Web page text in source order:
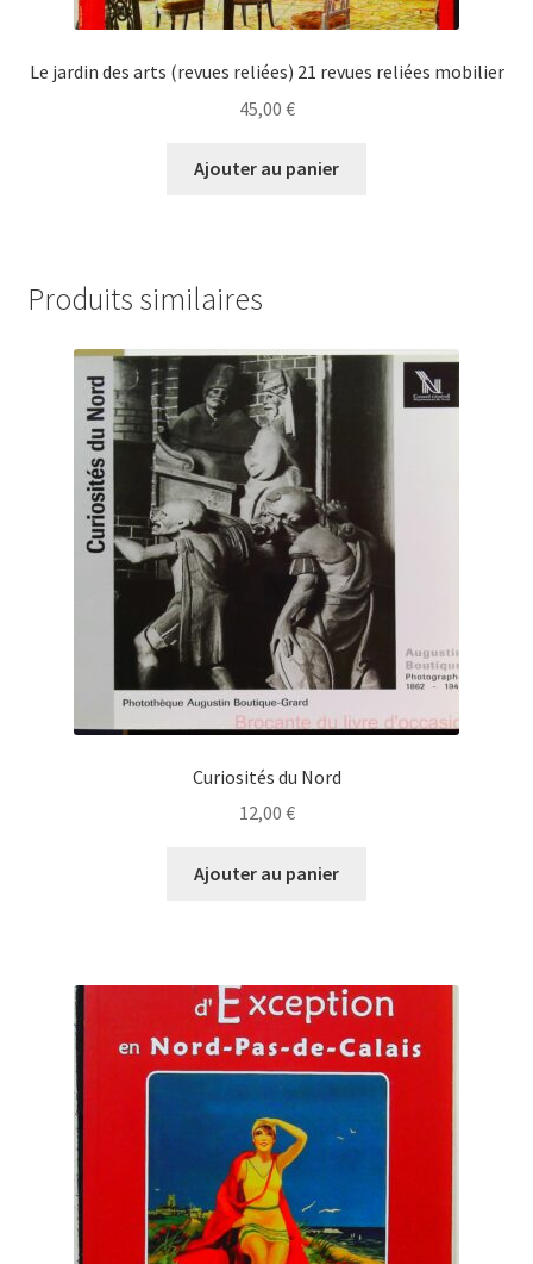
Le jardin des arts (revues reliées) 21 revues reliées mobilier
45,00 €
Ajouter au panier
Produits similaires
Curiosités du Nord
12,00 €
Ajouter au panier